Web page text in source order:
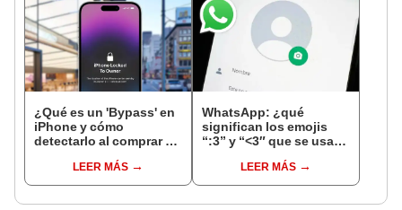
¿Qué es un 'Bypass' en
iPhone y cómo
detectarlo al comprar un
LEER MÁS
WhatsApp: ¿qué
significan los emojis
“:3” y “<3″ que se usan
LEER MÁS